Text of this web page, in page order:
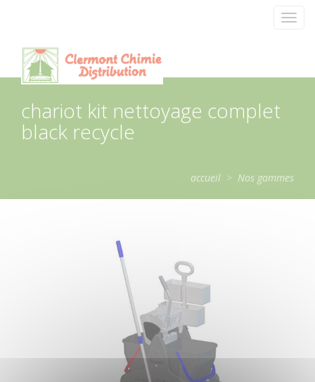
chariot kit nettoyage complet
black recycle
accueil > Nos gammes